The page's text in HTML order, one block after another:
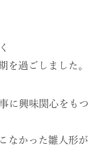
を過ごしました。
に興味関心をもつ
なかった雛人形が